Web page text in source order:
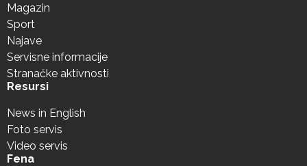
Magazin
Sport
Najave
Servisne informacije
Stranačke aktivnosti
Resursi
News in English
Foto servis
Video servis
Fena